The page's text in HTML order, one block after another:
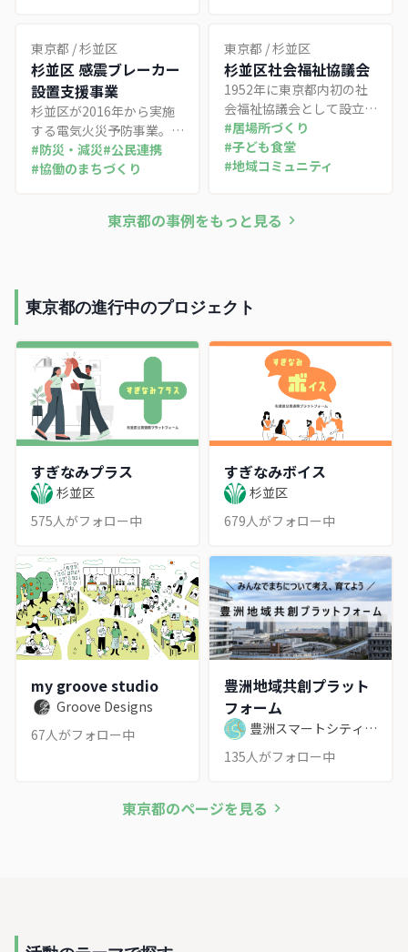
営、茶沢通りの公共空間社
会実験まで担い、民間発の
まちづくりの担い手へと発
展した事例。
島公園などの公共空間を収
益事業で活用し、その利益
を地域に還元する自立的な
官民連携まちづくりを進め
ている事例。
東京都 /杉並区
杉並区 感震ブレーカー
設置支援事業
杉並区が2016年から実施
する電気火災予防事業。全
世帯を対象に簡易型感震ブ
レーカーの設置を支援し、
を多く抱える区の特性を踏
#防災・減災#公民連携
#協働のまちづくり
東京都 /杉並区
杉並区社会福祉協議会
1952年に東京都内初の社
会福祉協議会として設立。
ウェルファーム杉並を拠点
に、重層的支援体制のもと
地域福祉コーディネーター
る。
#居場所づくり
#子ども食堂
#地域コミュニティ
東京都の事例をもっと見る
東京都の進行中のプロジェクト
すぎなみプラス
杉並区
575人がフォロー中
すぎなみボイス
杉並区
679人がフォロー中
my groove studio
Groove Designs
67人がフォロー中
豊洲地域共創プラット
フォーム
豊洲スマートシティ推
進協議会
135人がフォロー中
東京都のページを見る